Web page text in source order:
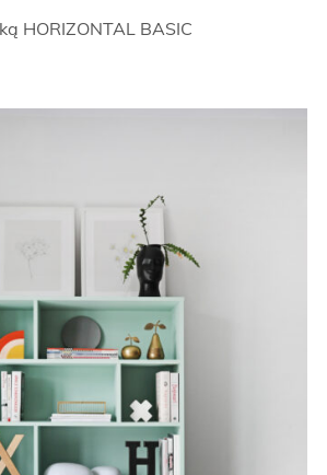
HORIZONTAL BASIC